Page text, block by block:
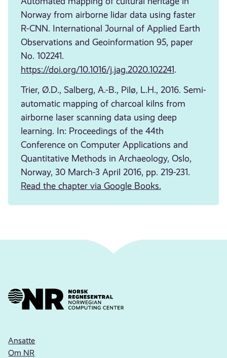
Norway from airborne lidar data using faster
R-CNN. International Journal of Applied Earth
Observations and Geoinformation 95, paper
No. 102241.
https://doi.org/10.1016/j.jag.2020.102241.
Trier, Ø.D., Salberg, A.-B., Pilø, L.H., 2016. Semi-
automatic mapping of charcoal kilns from
airborne laser scanning data using deep
learning. In: Proceedings of the 44th
Conference on Computer Applications and
Quantitative Methods in Archaeology, Oslo,
Norway, 30 March-3 April 2016, pp. 219-231.
Read the chapter via Google Books.
Ansatte
Om NR